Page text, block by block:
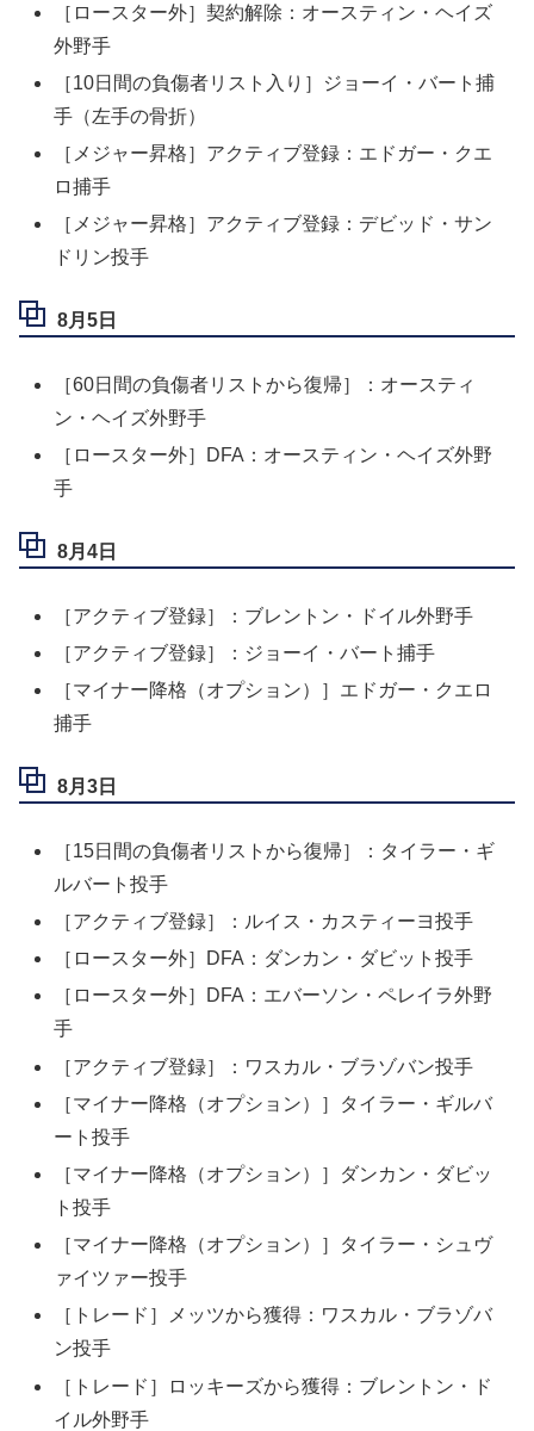
［ロースター外］契約解除：オースティン・ヘイズ
外野手
［10日間の負傷者リスト入り］ジョーイ・バート捕
手（左手の骨折）
［メジャー昇格］アクティブ登録：エドガー・クエ
ロ捕手
［メジャー昇格］アクティブ登録：デビッド・サン
ドリン投手
8月5日
［60日間の負傷者リストから復帰］：オースティ
ン・ヘイズ外野手
［ロースター外］DFA：オースティン・ヘイズ外野
手
8月4日
［アクティブ登録］：ブレントン・ドイル外野手
［アクティブ登録］：ジョーイ・バート捕手
［マイナー降格（オプション）］エドガー・クエロ
捕手
8月3日
［15日間の負傷者リストから復帰］：タイラー・ギ
ルバート投手
［アクティブ登録］：ルイス・カスティーヨ投手
［ロースター外］DFA：ダンカン・ダビット投手
［ロースター外］DFA：エバーソン・ペレイラ外野
手
［アクティブ登録］：ワスカル・ブラゾバン投手
［マイナー降格（オプション）］タイラー・ギルバ
ート投手
［マイナー降格（オプション）］ダンカン・ダビッ
ト投手
［マイナー降格（オプション）］タイラー・シュヴ
ァイツァー投手
［トレード］メッツから獲得：ワスカル・ブラゾバ
ン投手
［トレード］ロッキーズから獲得：ブレントン・ド
イル外野手